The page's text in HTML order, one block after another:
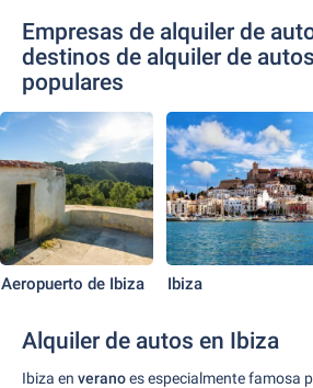
Empresas de alquiler de
destinos de alquiler de
populares
Aeropuerto de Ibiza Ibiza
Alquiler de autos en Ibiza
Ibiza en veranoes especialmente famosa